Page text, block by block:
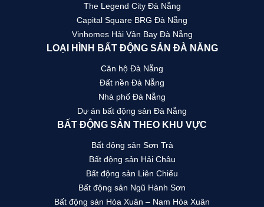
The Legend City Đà Nẵng
Capital Square BRG Đà Nẵng
Vinhomes Hải Vân Bay Đà Nẵng
LOẠI HÌNH BẤT ĐỘNG SẢN ĐÀ NẴNG
Căn hộ Đà Nẵng
Đất nền Đà Nẵng
Nhà phố Đà Nẵng
Dự án bất động sản Đà Nẵng
BẤT ĐỘNG SẢN THEO KHU VỰC
Bất động sản Sơn Trà
Bất động sản Hải Châu
Bất động sản Liên Chiểu
Bất động sản Ngũ Hành Sơn
Bất động sản Hòa Xuân – Nam Hòa Xuân